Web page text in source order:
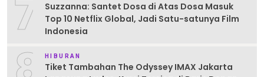
7
Suzzanna: Santet Dosa di Atas Dosa Masuk
Top 10 Netflix Global, Jadi Satu-satunya Film
Indonesia
HIBURAN
Tiket Tambahan The Odyssey IMAX Jakarta